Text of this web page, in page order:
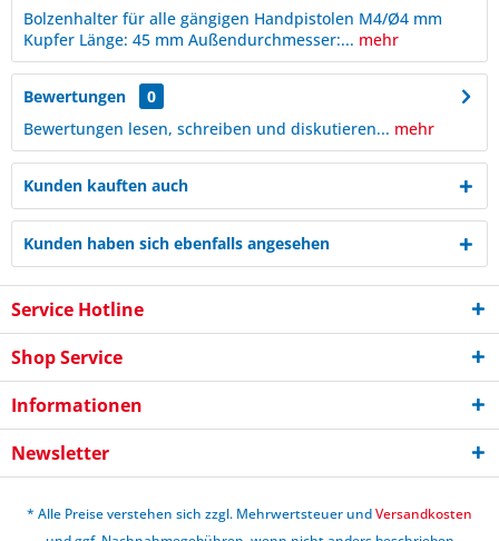
Bolzenhalter für alle gängigen Handpistolen M4/Ø4 mm
Kupfer Länge: 45 mm Außendurchmesser:... mehr
Bewertungen
0
Bewertungen lesen, schreiben und diskutieren... mehr
Kunden kauften auch
Kunden haben sich ebenfalls angesehen
Service Hotline
Shop Service
Informationen
Newsletter
* Alle Preise verstehen sich zzgl. Mehrwertsteuer undVersandkosten